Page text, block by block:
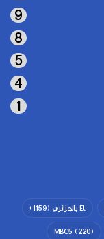
9
8
5
4
1
Et بالجزائري
(1159)
MBC5 (220)